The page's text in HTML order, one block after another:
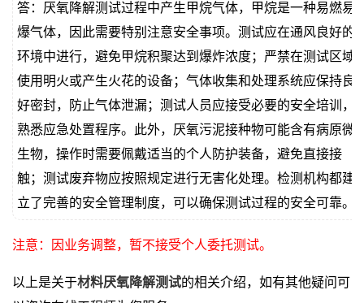
答：厌氧降解测试过程中产生甲烷气体，甲烷是一种易燃易
爆气体，因此需要特别注意安全事项。测试应在通风良好的
环境中进行，避免甲烷积聚达到爆炸浓度；严禁在测试区域
使用明火或产生火花的设备；气体收集和处理系统应保持良
好密封，防止气体泄漏；测试人员应接受必要的安全培训，
熟悉应急处置程序。此外，厌氧污泥接种物可能含有病原微
生物，操作时需要佩戴适当的个人防护装备，避免直接接
触；测试废弃物应按照规定进行无害化处理。检测机构都建
立了完善的安全管理制度，可以确保测试过程的安全可靠。
注意：因业务调整，暂不接受个人委托测试。
以上是关于材料厌氧降解测试的相关介绍，如有其他疑问可